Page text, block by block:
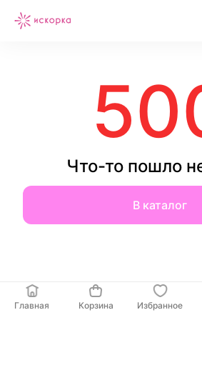
Что-то пошло
В каталог
Главная Корзина Избранное